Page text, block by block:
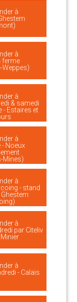
à
à
ferme
Weppes)
à
& samedi
- Estaires et
à
- Noeux
Mines)
à
- stand
à
par Citeliv
à
- Calais